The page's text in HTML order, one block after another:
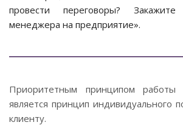
провести переговоры?
менеджера на предприятие».
Приоритетным принципом работы
является принцип индивидуального
клиенту.